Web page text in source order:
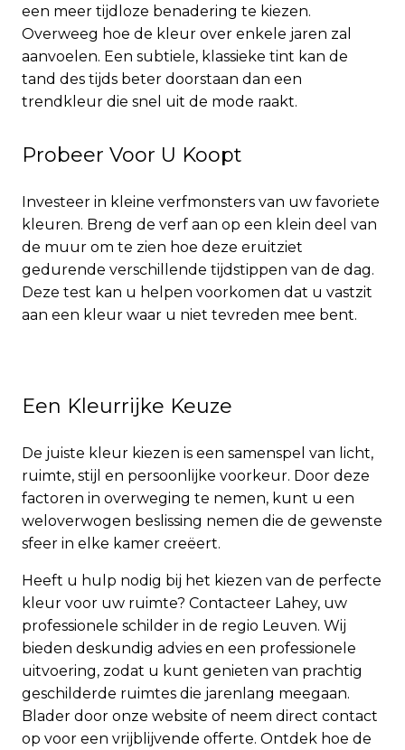
een meer tijdloze benadering te kiezen.
Overweeg hoe de kleur over enkele jaren zal
aanvoelen. Een subtiele, klassieke tint kan de
tand des tijds beter doorstaan dan een
trendkleur die snel uit de mode raakt.
Probeer Voor U Koopt
Investeer in kleine verfmonsters van uw favoriete
kleuren. Breng de verf aan op een klein deel van
de muur om te zien hoe deze eruitziet
gedurende verschillende tijdstippen van de dag.
Deze test kan u helpen voorkomen dat u vastzit
aan een kleur waar u niet tevreden mee bent.
Een Kleurrijke Keuze
De juiste kleur kiezen is een samenspel van licht,
ruimte, stijl en persoonlijke voorkeur. Door deze
factoren in overweging te nemen, kunt u een
weloverwogen beslissing nemen die de gewenste
sfeer in elke kamer creëert.
Heeft u hulp nodig bij het kiezen van de perfecte
kleur voor uw ruimte? Contacteer Lahey, uw
professionele schilder in de regio Leuven. Wij
bieden deskundig advies en een professionele
uitvoering, zodat u kunt genieten van prachtig
geschilderde ruimtes die jarenlang meegaan.
Blader door onze website of neem direct contact
op voor een vrijblijvende offerte. Ontdek hoe de